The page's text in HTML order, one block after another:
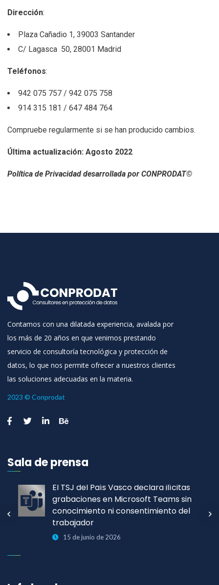
Dirección:
Plaza Cañadio 1, 39003 Santander
C/ Lagasca 50, 28001 Madrid
Teléfonos:
942 075 757 / 942 075 758
914 315 181 / 647 484 764
Compruebe regularmente si se han producido cambios.
Última actualización: Agosto 2022
Política de Privacidad desarrollada por CONPRODAT©
Contamos con una dilatada experiencia, avalada por
los más de 20 años en que venimos prestando
servicio de consultoría tecnológica y protección de
datos, lo que nos permite ofrecer a nuestros clientes
las soluciones adecuadas en la materia.
2023 © Conprodat
Sala de prensa
El TSJ del País Vasco declara ilícitas
grabaciones en Microsoft Teams sin
conocimiento ni consentimiento del
trabajador
15 de junio de 2026